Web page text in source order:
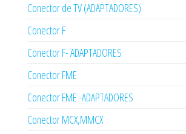
Conector de TV (ADAPTADORES)
Conector F
Conector F- ADAPTADORES
Conector FME
Conector FME -ADAPTADORES
Conector MCX,MMCX